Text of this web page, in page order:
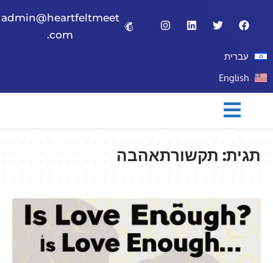
admin@heartfeltmeet
.com
עברית
English
תגית:תקשורתאהבה